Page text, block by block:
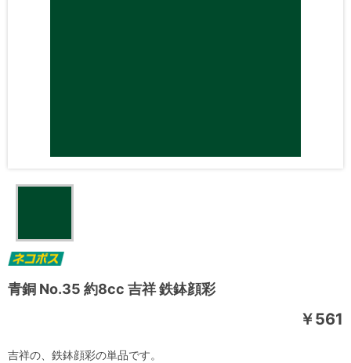
青銅 No.35 約8cc 吉祥 鉄鉢顔彩
￥561
吉祥の、鉄鉢顔彩の単品です。